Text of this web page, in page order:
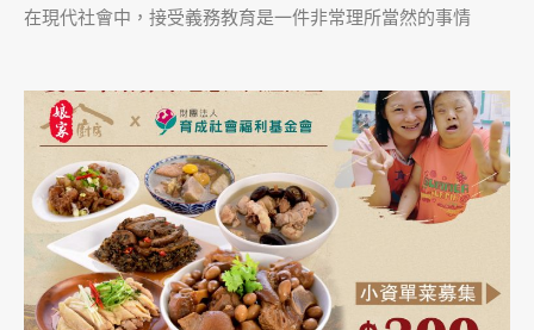
在現代社會中，接受義務教育是一件非常理所當然的事情